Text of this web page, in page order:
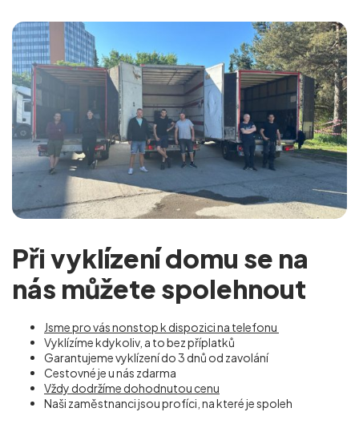
Při vyklízení domu se na
nás můžete spolehnout
Jsme pro vás nonstop k dispozici na telefonu
Vyklízíme kdykoliv, a to bez příplatků
Garantujeme vyklízení do 3 dnů od zavolání
Cestovné je u nás zdarma
Vždy dodržíme dohodnutou cenu
Naši zaměstnanci jsou profíci, na které je spoleh